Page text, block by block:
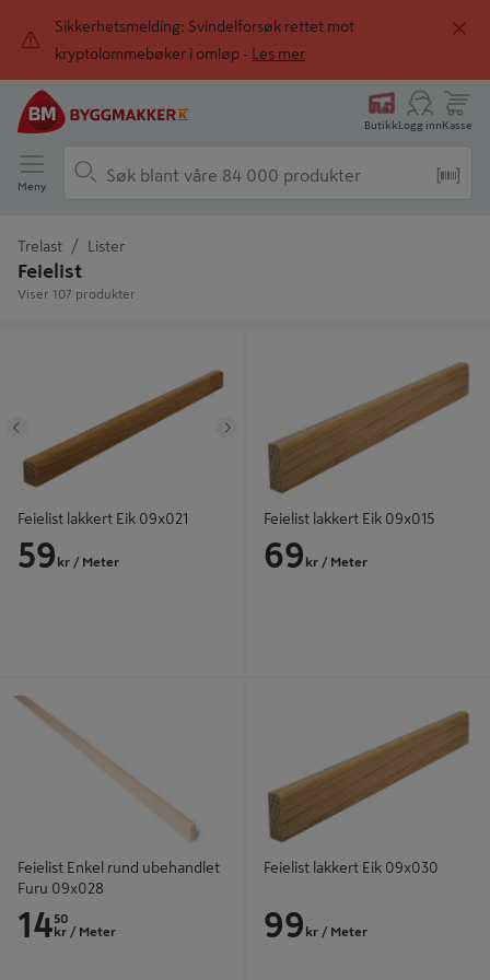
Sikkerhetsmelding: Svindelforsøk rettet mot
kryptolommebøker i omløp -
Les mer
ButikkLogg innKasse
Meny
Trelast Lister
Feielist
Viser 107 produkter
Feielist lakkert Eik 09x021
59 kr / Meter
Feielist lakkert Eik 09x015
69 kr / Meter
09x028
Feielist Enkel rund ubehandlet
Furu 09x028
1450
kr / Meter
Feielist lakkert Eik 09x030
99 kr / Meter